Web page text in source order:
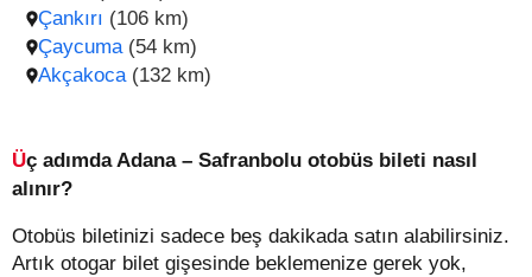
Çankırı (106 km)
Çaycuma (54 km)
Akçakoca (132 km)
Üç adımda Adana – Safranbolu otobüs bileti nasıl
alınır?
Otobüs biletinizi sadece beş dakikada satın alabilirsiniz.
Artık otogar bilet gişesinde beklemenize gerek yok,